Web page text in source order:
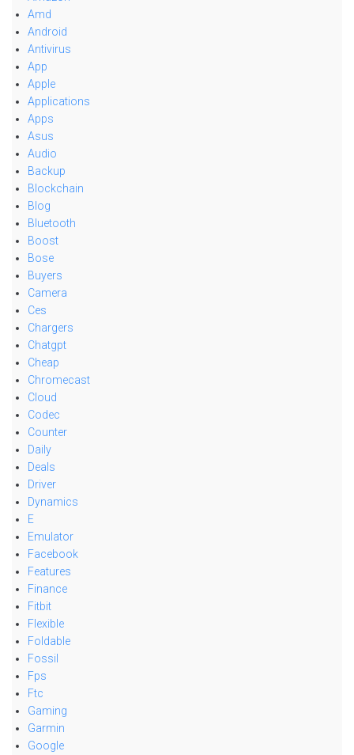
Amd
Android
Antivirus
App
Apple
Applications
Apps
Asus
Audio
Backup
Blockchain
Blog
Bluetooth
Boost
Bose
Buyers
Camera
Ces
Chargers
Chatgpt
Cheap
Chromecast
Cloud
Codec
Counter
Daily
Deals
Driver
Dynamics
E
Emulator
Facebook
Features
Finance
Fitbit
Flexible
Foldable
Fossil
Fps
Ftc
Gaming
Garmin
Google